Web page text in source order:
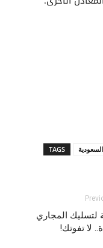
TAGS السعودية
لتسليك المجاري
لا تفوتك!